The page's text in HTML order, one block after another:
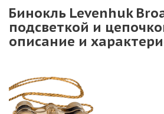
Бинокль Levenhuk
подсветкой и
описание и